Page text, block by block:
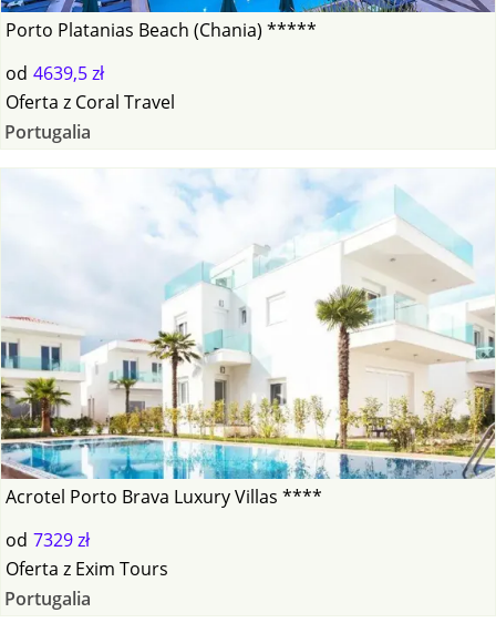
Porto Platanias Beach (Chania) *****
od 4639,5 zł
Oferta z Coral Travel
Portugalia
Acrotel Porto Brava Luxury Villas ****
od 7329 zł
Oferta z Exim Tours
Portugalia